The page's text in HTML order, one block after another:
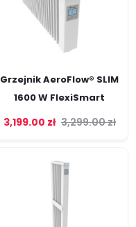
Grzejnik AeroFlow® SLIM
1600 W FlexiSmart
3,299.00zł
3,199.00 zł